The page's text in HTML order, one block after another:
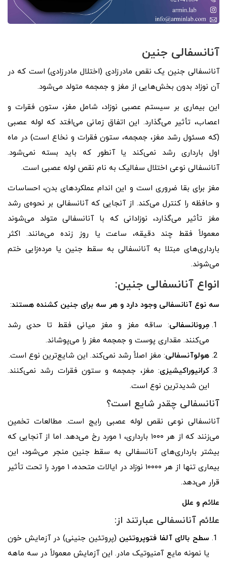
آنانسفالی جنین
آنانسفالی جنین یک نقص مادرزادی (اختلال مادرزادی) است که در
آن نوزاد بدون بخش‌هایی از مغز و جمجمه متولد می‌شود.
این بیماری بر سیستم عصبی نوزاد، شامل مغز، ستون فقرات و
اعصاب، تأثیر می‌گذارد. این اتفاق زمانی می‌افتد که لوله عصبی
(که مسئول رشد مغز، جمجمه، ستون فقرات و نخاع است) در ماه
اول بارداری رشد نمی‌کند یا آنطور که باید بسته نمی‌شود.
آنانسفالی نوعی اختلال سفالیک به نام نقص لوله عصبی است.
مغز برای بقا ضروری است و این اندام عملکردهای بدن، احساسات
و حافظه را کنترل می‌کند. از آنجایی که آنانسفالی بر نحوه‌ی رشد
مغز تأثیر می‌گذارد، نوزادانی که با آنانسفالی متولد می‌شوند
معمولاً فقط چند دقیقه، ساعت یا روز زنده می‌مانند. اکثر
بارداری‌های مبتلا به آنانسفالی به سقط جنین یا مرده‌زایی ختم
می‌شوند.
انواع آنانسفالی جنین:
سه نوع آنانسفالی وجود دارد و هر سه برای جنین کشنده هستند:
مِرونانسفالی: ساقه مغز و مغز میانی فقط تا حدی رشد
می‌کنند. مقداری پوست و جمجمه مغز را می‌پوشاند.
هولوآنسفالی: مغز اصلاً رشد نمی‌کند. این شایع‌ترین نوع است.
کرانیوراکیشیزی: مغز، جمجمه و ستون فقرات رشد نمی‌کنند.
این شدیدترین نوع است.
آنانسفالی چقدر شایع است؟
آنانسفالی نوعی نقص لوله عصبی رایج است. مطالعات تخمین
می‌زنند که از هر ۱۰۰۰ بارداری، ۱ مورد رخ می‌دهد. اما از آنجایی که
بیشتر بارداری‌های آنانسفالی به سقط جنین منجر می‌شود، این
بیماری تنها از هر ۱۰۰۰۰ نوزاد در ایالات متحده، ۱ مورد را تحت تأثیر
قرار می‌دهد.
علائم و علل
علائم آنانسفالی عبارتند از:
سطح بالای آلفا فتوپروتئین (پروتئین جنینی) در آزمایش خون
یا نمونه مایع آمنیوتیک مادر. این آزمایش معمولاً در سه ماهه